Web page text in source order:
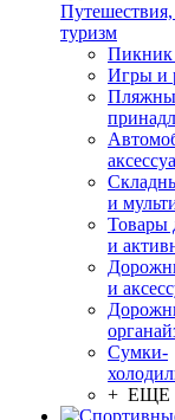
туризм
Пикник
Игры и
и
Товары
и
и
Сумки-
+ ЕЩЕ